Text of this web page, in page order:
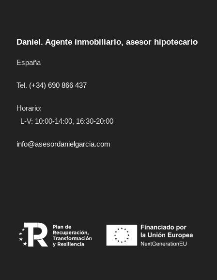
Daniel. Agente inmobiliario, asesor hipotecario
España
Tel. (+34) 690 866 437
Horario:
L-V: 10:00-14:00, 16:30-20:00
info@asesordanielgarcia.com